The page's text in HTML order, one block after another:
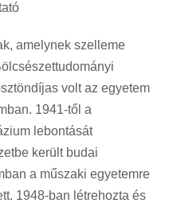
amelynek szelleme
volt az egyetem
1941-től a
lebontását
került budai
a műszaki egyetemre
1948-ban létrehozta és